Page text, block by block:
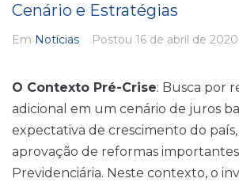
Cenário e Estratégias
Em Notícias Postou 16 de abril de 2020
O Contexto Pré-Crise: Busca por
adicional em um cenário de juros
expectativa de crescimento do país,
aprovação de reformas
Previdenciária. Neste contexto, o